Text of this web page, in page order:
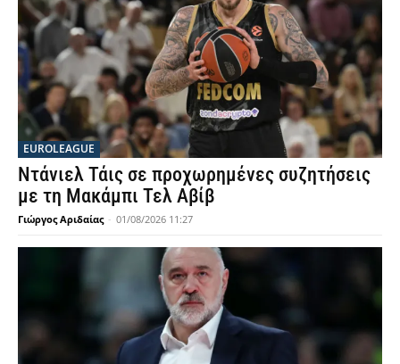
EUROLEAGUE
Ντάνιελ Τάις σε προχωρημένες συζητήσεις
με τη Μακάμπι Τελ Αβίβ
Γιώργος Αριδαίας - 01/08/2026 11:27